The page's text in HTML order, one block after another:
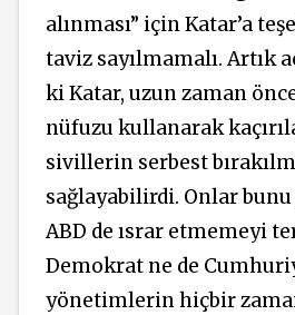
alınması” için Katar’a
taviz sayılmamalı. Artık
ki Katar, uzun zaman
nüfuzu kullanarak
sivillerin serbest
sağlayabilirdi. Onlar bunu
ABD de ısrar etmemeyi
Demokrat ne de
yönetimlerin hiçbir